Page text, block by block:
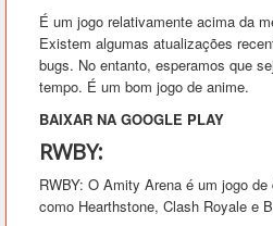
É um jogo relativamente acima da
Existem algumas atualizações
bugs. No entanto, esperamos que
tempo. É um bom jogo de anime.
BAIXAR NA GOOGLE PLAY
RWBY:
RWBY: O Amity Arena é um jogo
como Hearthstone, Clash Royale e